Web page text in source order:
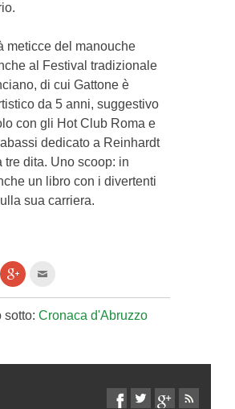
meticce del manouche
al Festival tradizionale
di cui Gattone è
da 5 anni, suggestivo
con gli Hot Club Roma e
dedicato a Rein­hardt
tre dita. Uno scoop: in
un libro con i divertenti
sua carriera.
Clicca
per
su
Google+
(Si
finestra)
l'articolo
via
mail
apre
sotto: Cronaca d'Abruzzo